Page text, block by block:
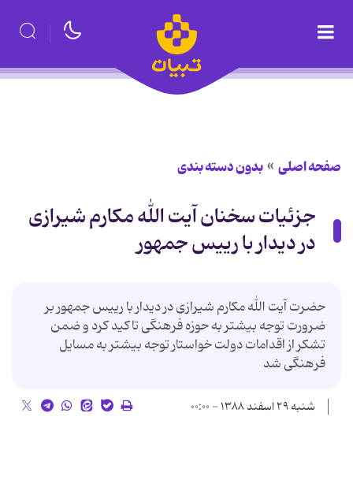
صفحه اصلی بدون دسته بندی
جزئیات سخنان آیت الله مکارم شیرازی
در دیدار با رییس جمهور
حضرت آیت الله مکارم شیرازی در دیدار با رییس جمهور بر
ضرورت توجه بیشتر به حوزه فرهنگی تاکید کرد و ضمن
تشکر از اقدامات دولت خواستار توجه بیشتر به مسایل
فرهنگی شد
شنبه ۲۹ اسفند ۱۳۸۸ - ۰۰:۰۰